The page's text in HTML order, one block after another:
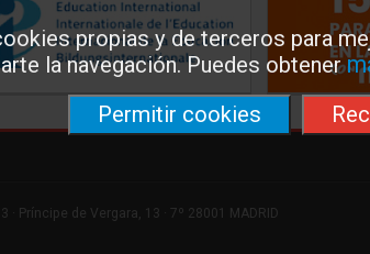
propias y de terceros para
la navegación. Puedes obtener
Permitir cookies
Príncipe de Vergara, 13 · 7º 28001 MADRID